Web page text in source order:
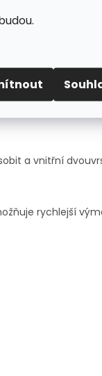
je tak využijí
a zajistí vám
a vnitřní
rychlejší